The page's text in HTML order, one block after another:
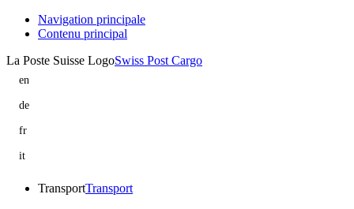
Navigation principale
Contenu principal
La Poste Suisse LogoSwiss Post Cargo
en
eoscop
part
Swiss
Cargo
de
eoscop
Teil
Swiss
Cargo
fr
eoscop
Swiss
Cargo
it
eoscop
parteTransportTransport